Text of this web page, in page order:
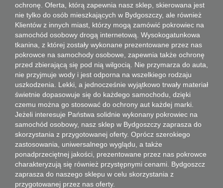
ochronę. Oferta, którą zapewnia nasz sklep, skierowana jest
nie tylko do osób mieszkających w Bydgoszczy, ale również
Klientów z innych miast, którzy mogą zamówić pokrowiec na
samochód osobowy drogą internetową. Wysokogatunkowa
tkanina, z której zostały wykonane prezentowane przez nas
pokrowce na samochody osobowe, zapewnia także ochronę
przed zbierającą się pod nią wilgocią. Nie przymarza do auta,
nie przyjmuje wody i jest odporna na wszelkiego rodzaju
uszkodzenia. Lekki, a jednocześnie wyjątkowo trwały materiał
świetnie dopasowuje się do każdego samochodu, dzięki
czemu można go stosować do ochrony aut każdej marki.
Jeżeli interesuje Państwa solidnie wykonany pokrowiec na
samochód osobowy, nasz sklep w Bydgoszczy zaprasza do
skorzystania z przygotowanej oferty. Oprócz szerokiego
zastosowania, uniwersalnego wyglądu, a także
ponadprzeciętnej jakości, prezentowane przez nas pokrowce
charakteryzują się również przystępnymi cenami. Bydgoszcz
zaprasza do naszego sklepu w celu skorzystania z
przygotowanej przez nas oferty.